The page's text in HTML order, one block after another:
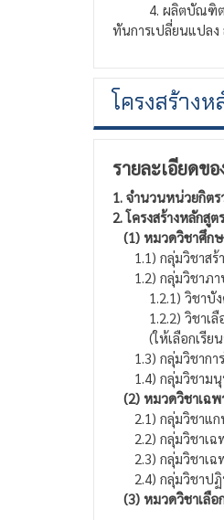
4. ผลิตบัณฑิตที่มีค
ทันการเปลี่ยนแปลง
โครงสร้าง
รายละเอียดข
1. จำนวนหน่วยกิต
2. โครงสร้างหลักสู
(1) หมวดวิชาศึก
1.1) กลุ่มวิชาสร้
1.2) กลุ่มวิชาภา
1.2.1) วิชาบัง
1.2.2) วิชาเลือ
(ให้เลือกเรียนร
1.3) กลุ่มวิชากา
1.4) กลุ่มวิชามนุ
(2) หมวดวิชาเฉพ
2.1) กลุ่มวิชาแก
2.2) กลุ่มวิชาเฉ
2.3) กลุ่มวิชาเฉ
2.4) กลุ่มวิชาปฏิ
(3) หมวดวิชาเลือ